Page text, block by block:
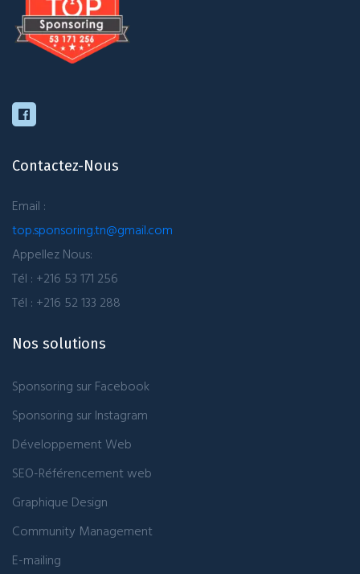
Contactez-Nous
Email :
top.sponsoring.tn@gmail.com
Appellez Nous:
Tél : +216 53 171 256
Tél : +216 52 133 288
Nos solutions
Sponsoring sur Facebook
Sponsoring sur Instagram
Développement Web
SEO-Référencement web
Graphique Design
Community Management
E-mailing